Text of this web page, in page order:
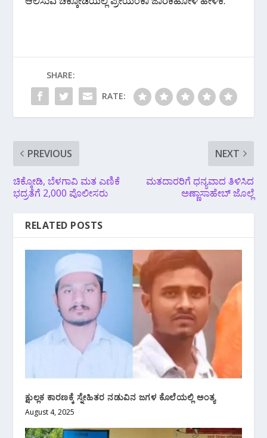
SHARE:
RATE:
PREVIOUS
ಚಿಕ್ಕೋಡಿ, ಬೆಳಗಾವಿ ಮತ ಎಣಿಕೆ
ಭದ್ರತೆಗೆ 2,000 ಪೊಲೀಸರು
NEXT
ಮತದಾರರಿಗೆ ಧನ್ಯವಾದ ತಿಳಿಸಿದ
ಅಣ್ಣಾಸಾಹೇಬ್ ಜೊಲ್ಲೆ
RELATED POSTS
ಕ್ಷುಲ್ಲಕ ಕಾರಣಕ್ಕೆ ಸ್ನೇಹಿತರ ನಡುವಿನ ಜಗಳ ಕೊಲೆಯಲ್ಲಿ ಅಂತ್ಯ
August 4, 2025